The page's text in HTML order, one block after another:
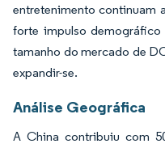
entretenimento continuam
forte impulso
tamanho do mercado de
expandir-se.
Análise Geográfica
A China contribuiu com